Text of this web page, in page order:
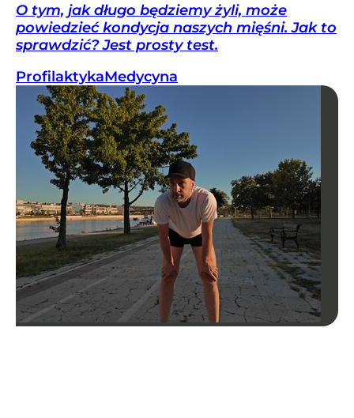
O tym, jak długo będziemy żyli, może
powiedzieć kondycja naszych mięśni. Jak to
sprawdzić? Jest prosty test.
ProfilaktykaMedycyna